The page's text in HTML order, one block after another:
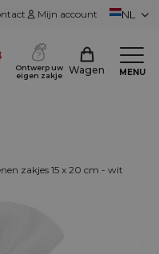
Mijn account NL
Ontwerp uw
eigen zakje
Wagen MENU
zakjes 15 x 20 cm - wit